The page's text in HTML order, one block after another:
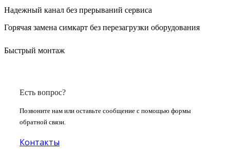
Надежный канал без прерываний сервиса
Горячая замена симкарт без перезагрузки оборудования
Быстрый монтаж
Есть вопрос?
Позвоните нам или оставьте сообщение с помощью формы
обратной связи.
Контакты